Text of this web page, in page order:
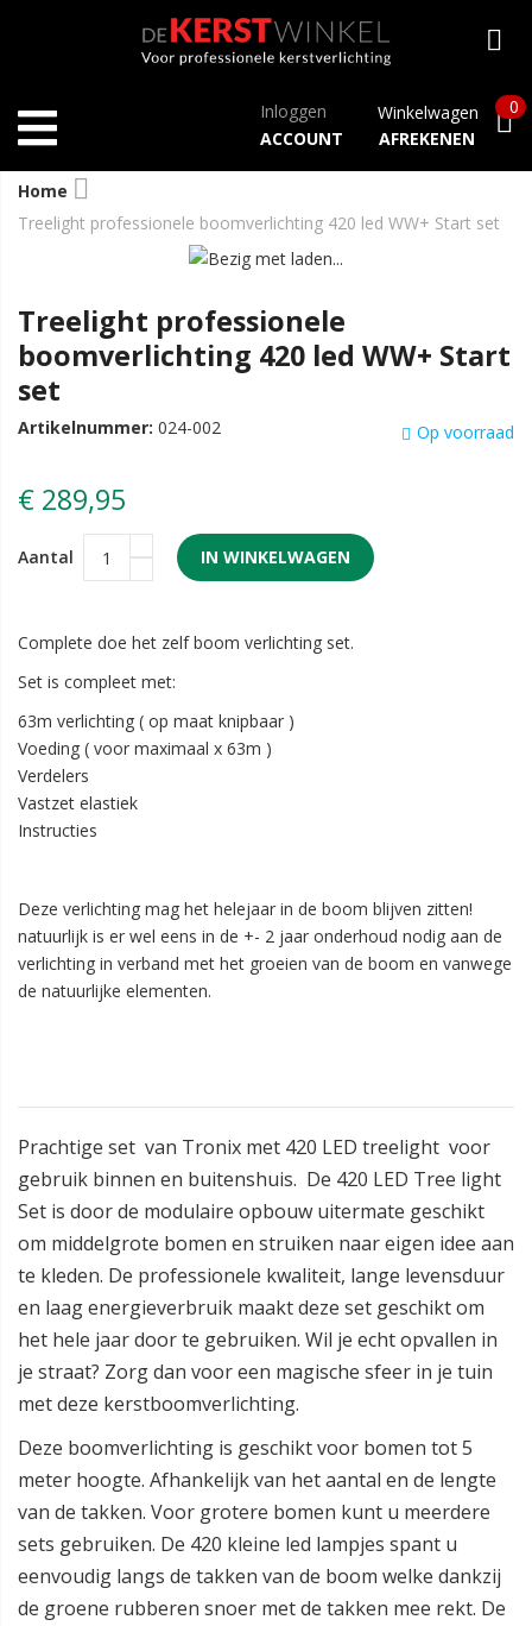
Inloggen
ACCOUNT
Winkelwagen
AFREKENEN
0
Home
Treelight professionele boomverlichting 420 led WW+ Start set
Treelight professionele
boomverlichting 420 led WW+ Start
set
Op voorraad
Artikelnummer: 024-002
€ 289,95
Aantal IN WINKELWAGEN
Complete doe het zelf boom verlichting set.
Set is compleet met:
63m verlichting ( op maat knipbaar )
Voeding ( voor maximaal x 63m )
Verdelers
Vastzet elastiek
Instructies
Deze verlichting mag het helejaar in de boom blijven zitten!
natuurlijk is er wel eens in de +- 2 jaar onderhoud nodig aan de
verlichting in verband met het groeien van de boom en vanwege
de natuurlijke elementen.
Prachtige set van Tronix met 420 LED treelight voor
gebruik binnen en buitenshuis. De 420 LED Tree light
Set is door de modulaire opbouw uitermate geschikt
om middelgrote bomen en struiken naar eigen idee aan
te kleden. De professionele kwaliteit, lange levensduur
en laag energieverbruik maakt deze set geschikt om
het hele jaar door te gebruiken. Wil je echt opvallen in
je straat? Zorg dan voor een magische sfeer in je tuin
met deze kerstboomverlichting.
Deze boomverlichting is geschikt voor bomen tot 5
meter hoogte. Afhankelijk van het aantal en de lengte
van de takken. Voor grotere bomen kunt u meerdere
sets gebruiken. De 420 kleine led lampjes spant u
eenvoudig langs de takken van de boom welke dankzij
de groene rubberen snoer met de takken mee rekt. De